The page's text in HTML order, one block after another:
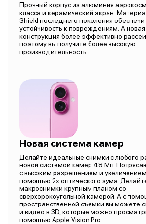
Прочный корпус из алюминия
класса и керамический экран.
Shield последнего поколения
устойчивость к повреждениям. А новая
конструкция более эффективно
поэтому вы получите более высокую
производительность
Новая система камер
Делайте идеальные снимки с любого
новой системой камер 48 Мп.
с высоким разрешением и
помощью 2х оптического зума.
макроснимки крупным планом со
сверхорокоугольной камерой. А с
пространственной съёмки вы можете
и видео в 3D, которые можно
помощью Apple Vision Pro